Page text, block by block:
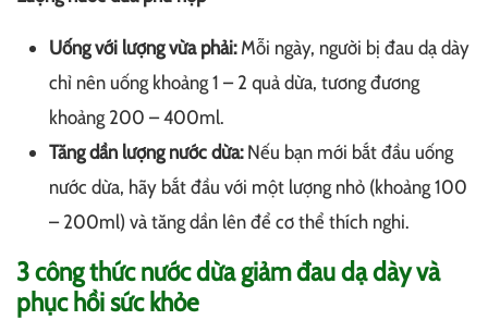
Uống với lượng vừa phải:Mỗi ngày, người bị đau dạ dày
chỉ nên uống khoảng 1 – 2 quả dừa, tương đương
khoảng 200 – 400ml.
Tăng dần lượng nước dừa:Nếu bạn mới bắt đầu uống
nước dừa, hãy bắt đầu với một lượng nhỏ (khoảng 100
– 200ml) và tăng dần lên để cơ thể thích nghi.
3 công thức nước dừa giảm đau dạ dày và
phục hồi sức khỏe